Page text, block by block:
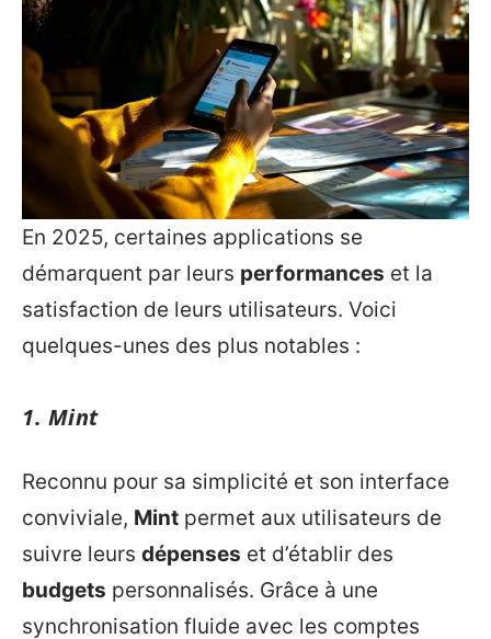
En 2025, certaines applications se
démarquent par leurs performances et la
satisfaction de leurs utilisateurs. Voici
quelques-unes des plus notables :
1. Mint
Reconnu pour sa simplicité et son interface
conviviale, Mint permet aux utilisateurs de
suivre leurs dépenses et d’établir des
budgets personnalisés. Grâce à une
synchronisation fluide avec les comptes